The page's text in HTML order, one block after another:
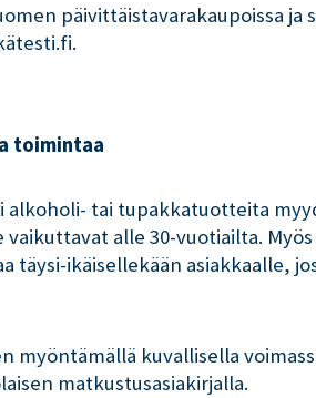
päivittäistavarakaupoissa ja
toimintaa
tai tupakkatuotteita
alle 30-vuotiailta.
täysi-ikäisellekään asiakkaalle,
myöntämällä kuvallisella
matkustusasiakirjalla.